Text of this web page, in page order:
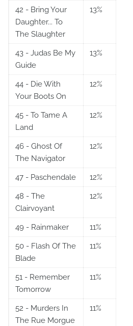
42 - Bring Your
Daughter... To
The Slaughter
13%
43 - Judas Be My
Guide
13%
44 - Die With
Your Boots On
12%
45 - To Tame A
Land
12%
46 - Ghost Of
The Navigator
12%
47 - Paschendale 12%
48 - The
Clairvoyant
12%
49 - Rainmaker 11%
50 - Flash Of The
Blade
11%
51 - Remember
Tomorrow
11%
52 - Murders In
The Rue Morgue
11%